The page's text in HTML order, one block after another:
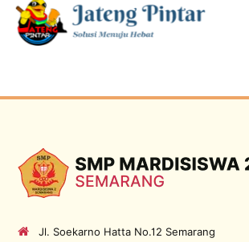
Jl. Soekarno Hatta No.12 Semarang